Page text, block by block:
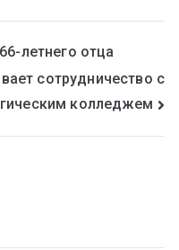
летнего отца
сотрудничество с
колледжем